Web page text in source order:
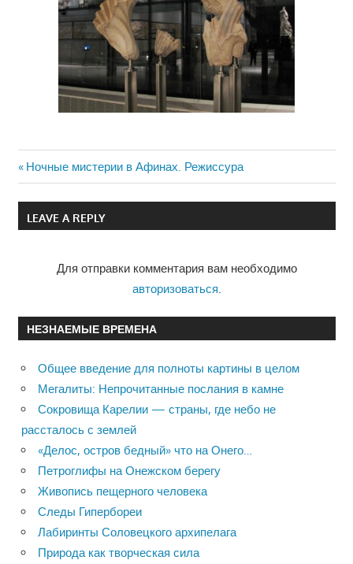
Навигация
по
Previous
Post:
Ночные мистерии в Афинах. Режиссура
LEAVE A REPLY
Для отправки комментария вам необходимо
авторизоваться
НЕЗНАЕМЫЕ ВРЕМЕНА
Общее введение для полноты картины в целом
Мегалиты: Непрочитанные послания в камне
Сокровища Карелии — страны, где небо не
рассталось с землей
«Делос, остров бедный» что на Онего…
Петроглифы на Онежском берегу
Живопись пещерного человека
Следы Гипербореи
Лабиринты Соловецкого архипелага
Природа как творческая сила